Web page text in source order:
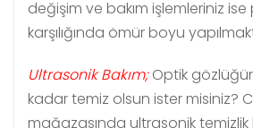
değişim ve bakım işlemleriniz
karşılığında ömür boyu
Ultrasonik Bakım;Optik
kadar temiz olsun ister misiniz?
mağazasında ultrasonik temizlik